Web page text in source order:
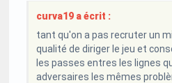
curva19 a écrit :
tant qu'on a pas recruter un
qualité de diriger le jeu et
les passes entres les lignes
adversaires les mêmes